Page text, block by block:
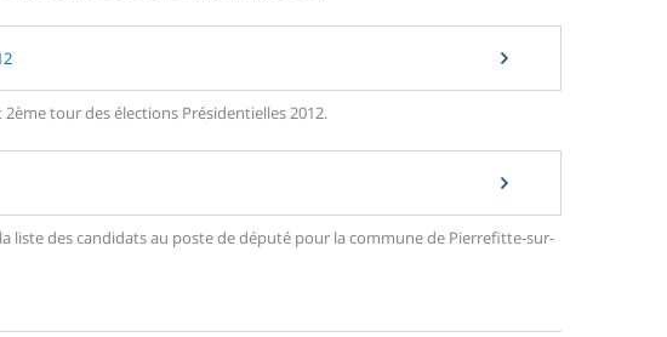
tour des élections Présidentielles 2012.
liste des candidats au poste de député pour la commune de Pierrefitte-sur-